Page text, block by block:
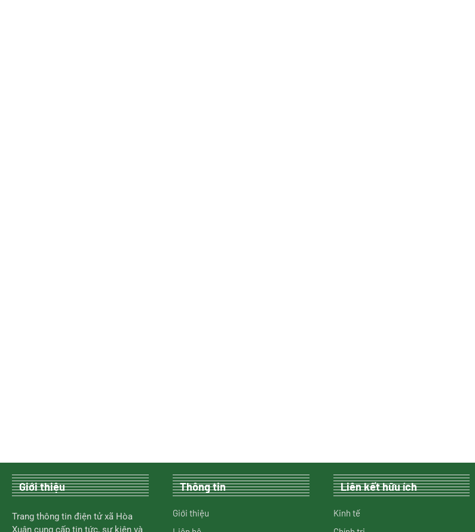
Giới thiệu
Trang thông tin điện tử xã Hòa
Xuân cung cấp tin tức, sự kiện và
Thông tin
Giới thiệu
Liên kết hữu ích
Kinh tế